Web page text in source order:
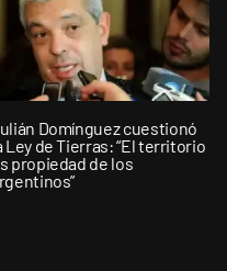
Domínguez cuestionó
Ley de Tierras: “El territorio
propiedad de los